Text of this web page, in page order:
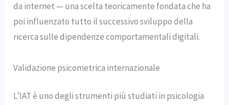
da internet — una scelta teoricamente fondata che ha
poi influenzato tutto il successivo sviluppo della
ricerca sulle dipendenze comportamentali digitali.
Validazione psicometrica internazionale
L’IAT è uno degli strumenti più studiati in psicologia